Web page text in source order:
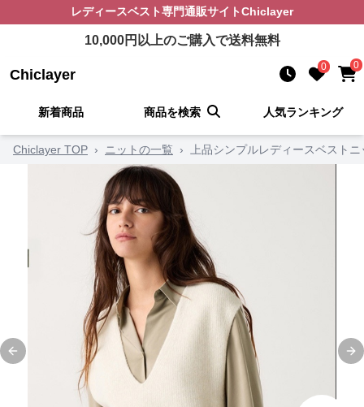
レディースベスト専門通販サイトChiclayer
10,000円以上のご購入で送料無料
Chiclayer 0 0
新着商品 商品を検索 人気ランキング
Chiclayer TOP › ニットの一覧 › 上品シンプルレディースベストニ
Previous slide